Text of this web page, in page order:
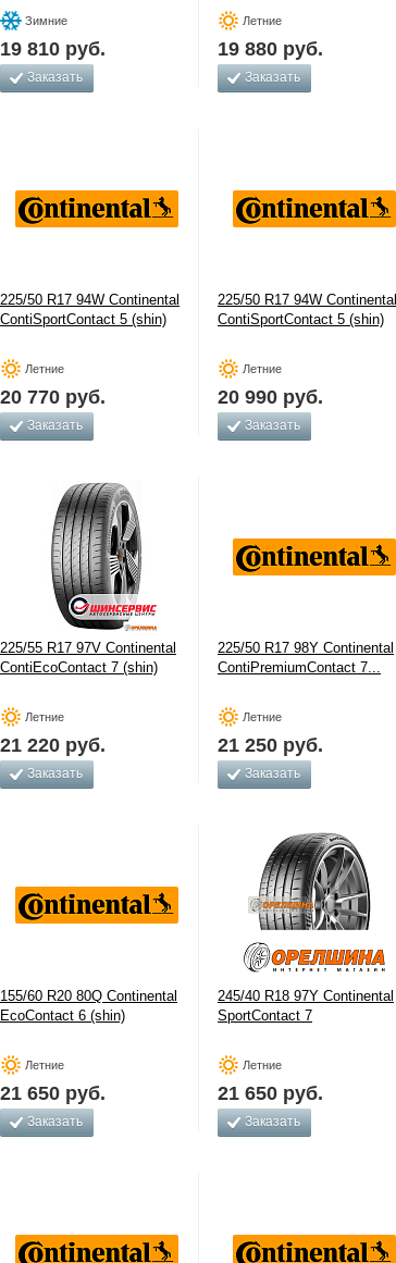
Зимние
19 810 руб.
Заказать
Летние
19 880 руб.
Заказать
225/50 R17 94W Continental
ContiSportContact 5 (shin)
Летние
20 770 руб.
Заказать
225/50 R17 94W Continental
ContiSportContact 5 (shin)
Летние
20 990 руб.
Заказать
225/55 R17 97V Continental
ContiEcoContact 7 (shin)
Летние
21 220 руб.
Заказать
225/50 R17 98Y Continental
ContiPremiumContact 7...
Летние
21 250 руб.
Заказать
155/60 R20 80Q Continental
EcoContact 6 (shin)
Летние
21 650 руб.
Заказать
245/40 R18 97Y Continental
SportContact 7
Летние
21 650 руб.
Заказать